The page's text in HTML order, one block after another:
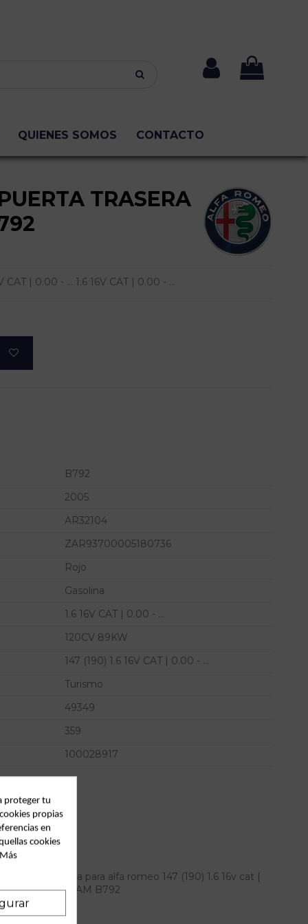
QUIENES SOMOS CONTACTO
TRASERA
CAT | 0.00 - ... 1.6 16V CAT | 0.00 - ...
B792
2005
AR32104
ZAR93700005180736
Rojo
Gasolina
1.6 16V CAT | 0.00 - ...
120CV 89KW
147 (190) 1.6 16V CAT | 0.00 - ...
Turismo
49349
359
100028917
izquierda para alfa romeo 147 (190) 1.6 16v cat |
OEM IAM B792
proteger tu
propias
en
cookies